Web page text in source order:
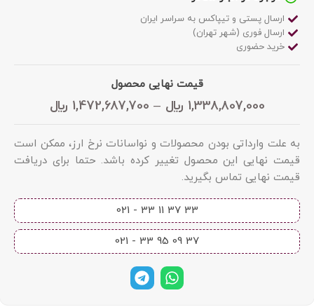
ارسال پستی و تیپاکس به سراسر ایران
ارسال فوری (شهر تهران)
خرید حضوری
قیمت نهایی محصول
1,338,807,000 ﷼ –
1,472,687,700 ﷼
به علت وارداتی بودن محصولات و نواسانات نرخ ارز، ممکن است
قیمت نهایی این محصول تغییر کرده باشد. حتما برای دریافت
قیمت نهایی تماس بگیرید.
33 37 11 33 - 021​
37 09 95 33 - 021​